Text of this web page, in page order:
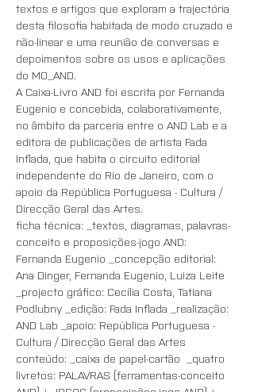
textos e artigos que exploram a trajectória
desta filosofia habitada de modo cruzado e
não-linear e uma reunião de conversas e
depoimentos sobre os usos e aplicações
do MO_AND.
A Caixa-Livro AND foi escrita por Fernanda
Eugenio e concebida, colaborativamente,
no âmbito da parceria entre o AND Lab e a
editora de publicações de artista Fada
Inflada, que habita o circuito editorial
independente do Rio de Janeiro, com o
apoio da República Portuguesa - Cultura /
Direcção Geral das Artes.
ficha técnica: _textos, diagramas, palavras-
conceito e proposições-jogo AND:
Fernanda Eugenio _concepção editorial:
Ana Dinger, Fernanda Eugenio, Luiza Leite
_projecto gráfico: Cecília Costa, Tatiana
Podlubny _edição: Fada Inflada _realização:
AND Lab _apoio: República Portuguesa -
Cultura / Direcção Geral das Artes
conteúdo: _caixa de papel-cartão  _quatro
livretos: PALAVRAS (ferramentas-conceito